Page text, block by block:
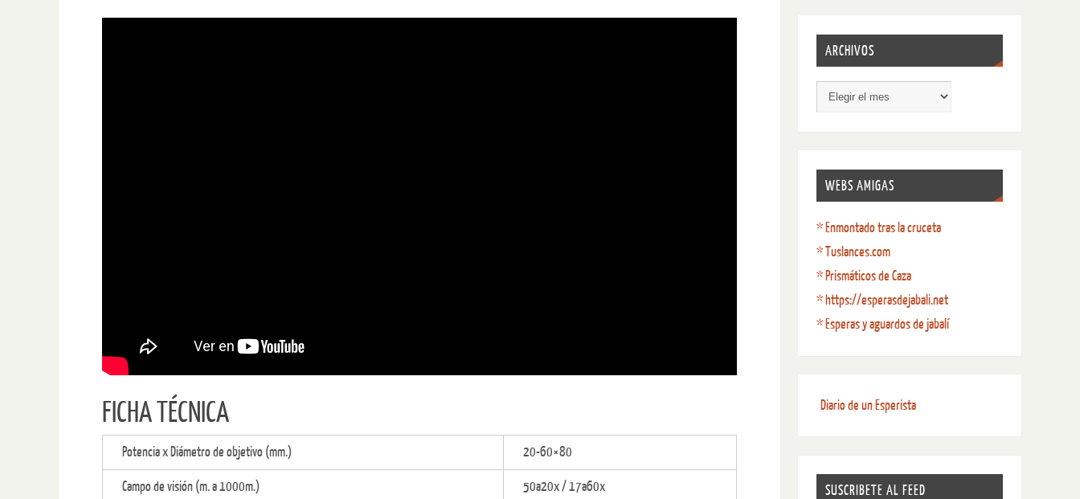
FICHA TÉCNICA
Potencia x Diámetro de objetivo (mm.) 20-60×80
Campo de visión (m. a 1000m.) 50a20x / 17a60x
ARCHIVOS
WEBS AMIGAS
* Enmontado tras la cruceta
* Tuslances.com
* Prismáticos de Caza
* https://esperasdejabali.net
* Esperas y aguardos de jabalí
Diario de un Esperista
SUSCRIBETE AL FEED